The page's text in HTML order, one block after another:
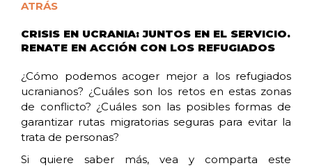
ATRÁS
CRISIS EN UCRANIA: JUNTOS EN EL SERVICIO.
RENATE EN ACCIÓN CON LOS REFUGIADOS
¿Cómo podemos acoger mejor a los refugiados
ucranianos? ¿Cuáles son los retos en estas zonas
de conflicto? ¿Cuáles son las posibles formas de
garantizar rutas migratorias seguras para evitar la
trata de personas?
Si quiere saber más, vea y comparta este